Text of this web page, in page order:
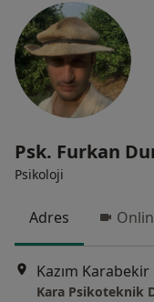
Psk. Furkan
Psikoloji
Adres
Kazım
Kara Psikoteknik